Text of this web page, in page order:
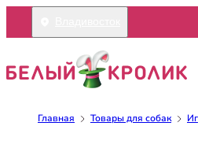
Главная Товары для собак